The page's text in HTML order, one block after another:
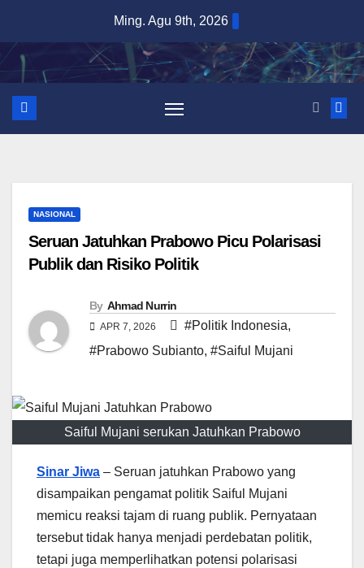
content
Ming. Agu 9th, 2026
NASIONAL
Seruan Jatuhkan Prabowo Picu Polarisasi
Publik dan Risiko Politik
By Ahmad Nurrin
APR 7, 2026 #Politik Indonesia,
#Prabowo Subianto, #Saiful Mujani
Saiful Mujani serukan Jatuhkan Prabowo
Sinar Jiwa – Seruan jatuhkan Prabowo yang
disampaikan pengamat politik Saiful Mujani
memicu reaksi tajam di ruang publik. Pernyataan
tersebut tidak hanya menjadi perdebatan politik,
tetapi juga memperlihatkan potensi polarisasi